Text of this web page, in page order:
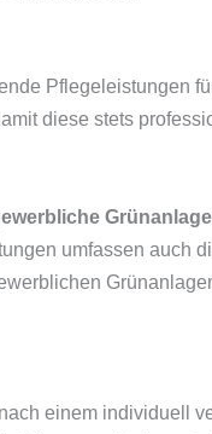
Pflegeleistungen
diese stets
umfassen auch
einem individuell